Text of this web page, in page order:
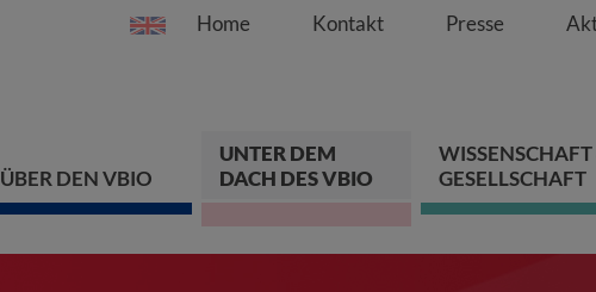
Springe direkt zu:
Zum Hauptinhalt
Zur Hauptnavigation
Zur Footer-
Home Kontakt Presse
ÜBER DEN VBIO
UNTER DEM
DACH DES VBIO
WISSENSCHAFT
GESELLSCHAFT